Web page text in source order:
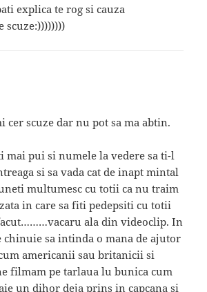
explica te rog si cauza
scuze:))))))))
cer scuze dar nu pot sa ma abtin.
mai pui si numele la vedere sa ti-l
si sa vada cat de inapt mintal
multumesc cu totii ca nu traim
in care sa fiti pedepsiti cu totii
ala din videoclip. In
chinuie sa intinda o mana de ajutor
americanii sau britanicii si
filmam pe tarlaua lu bunica cum
un dihor deja prins in capcana si